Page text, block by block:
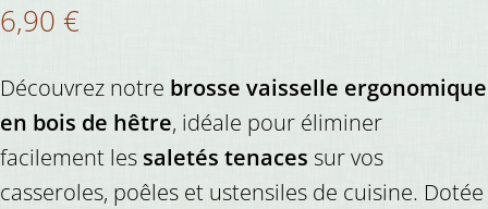
6,90 €
Découvrez notre brosse vaisselle ergonomique
en bois de hêtre, idéale pour éliminer
facilement les saletés tenaces sur vos
casseroles, poêles et ustensiles de cuisine. Dotée